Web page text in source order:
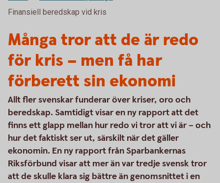
Finansiell beredskap vid kris
Många tror att de är redo
för kris – men få har
förberett sin ekonomi
Allt fler svenskar funderar över kriser, oro och
beredskap. Samtidigt visar en ny rapport att det
finns ett glapp mellan hur redo vi tror att vi är – och
hur det faktiskt ser ut, särskilt när det gäller
ekonomin. En ny rapport från Sparbankernas
Riksförbund visar att mer än var tredje svensk tror
att de skulle klara sig bättre än genomsnittet i en